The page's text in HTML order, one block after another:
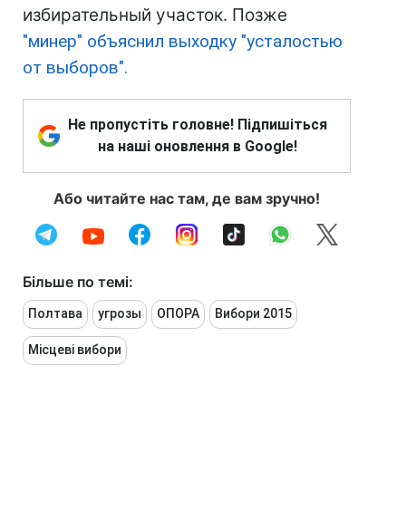
избирательный участок. Позже
"минер" объяснил выходку "усталостью
от выборов".
Не пропустіть головне! Підпишіться
на наші оновлення в Google!
Або читайте нас там, де вам зручно!
Більше по темі:
Полтава угрозы ОПОРА Вибори 2015
Місцеві вибори